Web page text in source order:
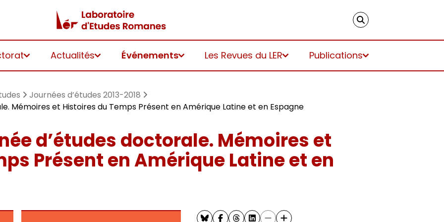
Actualités Événements Les Revues du LER Publications
Journées d’études 2013-2018
Mémoires et Histoires du Temps Présent en Amérique Latine et en Espagne
d’études doctorale. Mémoires et
Présent en Amérique Latine et en